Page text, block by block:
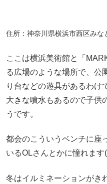
住所：神奈川県横浜市西区みな
ここは横浜美術館と「
る広場のような場所で、公
り台などの遊具があるわけ
大きな噴水もあるので子供
うです。
都会のこういうベンチに座
いるOLさんとかに憧れます
冬はイルミネーションがき